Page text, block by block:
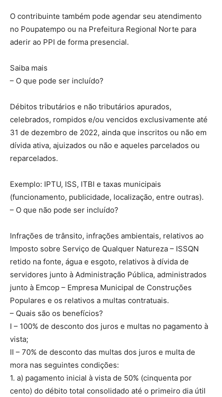
O contribuinte também pode agendar seu atendimento
no Poupatempo ou na Prefeitura Regional Norte para
aderir ao PPI de forma presencial.
Saiba mais
– O que pode ser incluído?
Débitos tributários e não tributários apurados,
celebrados, rompidos e/ou vencidos exclusivamente até
31 de dezembro de 2022, ainda que inscritos ou não em
dívida ativa, ajuizados ou não e aqueles parcelados ou
reparcelados.
Exemplo: IPTU, ISS, ITBI e taxas municipais
(funcionamento, publicidade, localização, entre outras).
– O que não pode ser incluído?
Infrações de trânsito, infrações ambientais, relativos ao
Imposto sobre Serviço de Qualquer Natureza – ISSQN
retido na fonte, água e esgoto, relativos à dívida de
servidores junto à Administração Pública, administrados
junto à Emcop – Empresa Municipal de Construções
Populares e os relativos a multas contratuais.
– Quais são os benefícios?
I – 100% de desconto dos juros e multas no pagamento à
vista;
II – 70% de desconto das multas dos juros e multa de
mora nas seguintes condições:
1. a) pagamento inicial à vista de 50% (cinquenta por
cento) do débito total consolidado até o primeiro dia útil